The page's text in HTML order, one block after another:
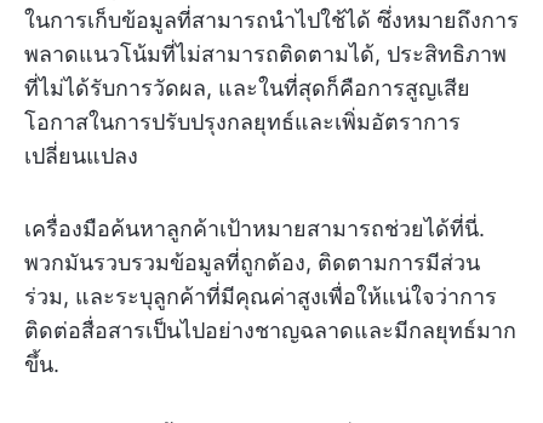
ในการเก็บข้อมูลที่สามารถนำไปใช้ได้ ซึ่งหมายถึงการ
พลาดแนวโน้มที่ไม่สามารถติดตามได้, ประสิทธิภาพ
ที่ไม่ได้รับการวัดผล, และในที่สุดก็คือการสูญเสีย
โอกาสในการปรับปรุงกลยุทธ์และเพิ่มอัตราการ
เปลี่ยนแปลง
เครื่องมือค้นหาลูกค้าเป้าหมายสามารถช่วยได้ที่นี่.
พวกมันรวบรวมข้อมูลที่ถูกต้อง, ติดตามการมีส่วน
ร่วม, และระบุลูกค้าที่มีคุณค่าสูงเพื่อให้แน่ใจว่าการ
ติดต่อสื่อสารเป็นไปอย่างชาญฉลาดและมีกลยุทธ์มาก
ขึ้น.